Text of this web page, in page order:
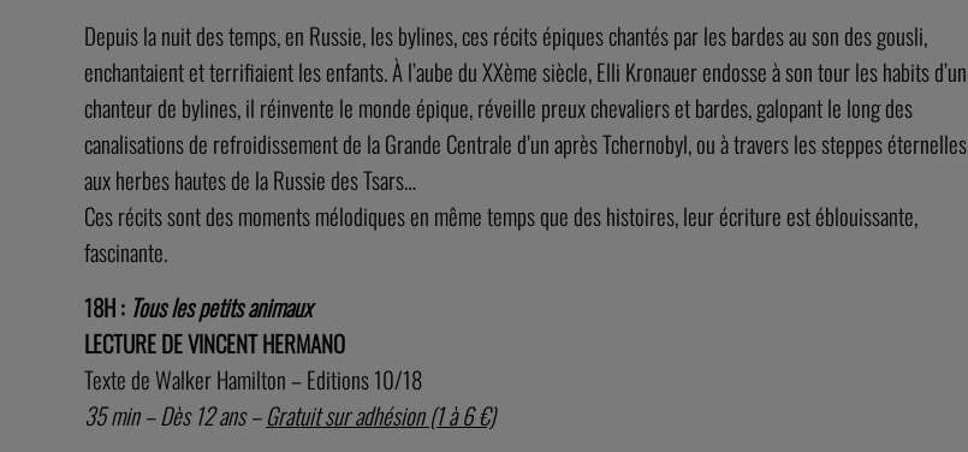
Depuis la nuit des temps, en Russie, les bylines, ces récits épiques chantés par les bardes au son des gousli,
enchantaient et terrifiaient les enfants. À l’aube du XXème siècle, Elli Kronauer endosse à son tour les habits d’un
chanteur de bylines, il réinvente le monde épique, réveille preux chevaliers et bardes, galopant le long des
canalisations de refroidissement de la Grande Centrale d’un après Tchernobyl, ou à travers les steppes éternelles
aux herbes hautes de la Russie des Tsars…
Ces récits sont des moments mélodiques en même temps que des histoires, leur écriture est éblouissante,
fascinante.
18H : Tous les petits animaux
LECTURE DE VINCENT HERMANO
Texte de Walker Hamilton – Editions 10/18
35 min – Dès 12 ans –Gratuit sur adhésion (1 à 6 €)